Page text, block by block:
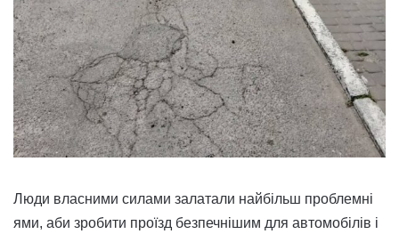
Люди власними силами залатали найбільш проблемні
ями, аби зробити проїзд безпечнішим для автомобілів і